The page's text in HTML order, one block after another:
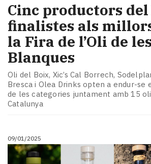
Cinc productors
finalistes als
la Fira de l’Oli de
Blanques
Oli del Boix, Xic’s Cal Borrech,
Bresca i Olea Drinks opten a endur-se
de les categories juntament amb 15
Catalunya
09/01/2025